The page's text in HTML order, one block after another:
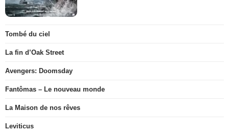
Tombé du ciel
La fin d’Oak Street
Avengers: Doomsday
Fantômas – Le nouveau monde
La Maison de nos rêves
Leviticus